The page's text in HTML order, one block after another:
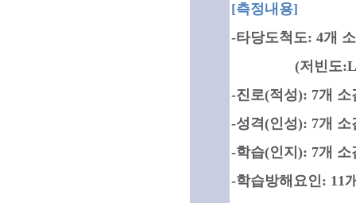
[측정내용]
-타당도척도: 4개
(저빈도:LF, 비
-진로(적성): 7개 소
-성격(인성): 7개 소
-학습(인지): 7개 소
-학습방해요인: 11